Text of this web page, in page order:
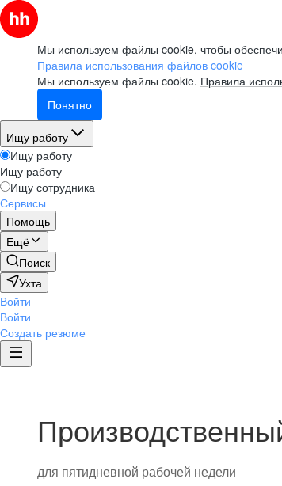
Мы используем файлы cookie, чтобы
Правила использования файлов cookie
Мы используем файлы cookie. Правила
Понятно
Ищу работу
Ищу работу
Ищу работу
Ищу сотрудника
Сервисы
Помощь
Ещё
Поиск
Ухта
Войти
Войти
Создать резюме
для пятидневной рабочей недели